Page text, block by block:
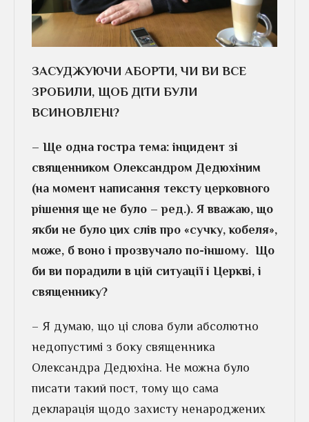
ЗАСУДЖУЮЧИ АБОРТИ, ЧИ ВИ ВСЕ
ЗРОБИЛИ, ЩОБ ДІТИ БУЛИ
ВСИНОВЛЕНІ?
– Ще одна гостра тема: інцидент зі
священником Олександром Дедюхіним
(на момент написання тексту церковного
рішення ще не було – ред.). Я вважаю, що
якби не було цих слів про «сучку, кобеля»,
може, б воно і прозвучало по-іншому. Що
би ви порадили в цій ситуації і Церкві, і
священнику?
– Я думаю, що ці слова були абсолютно
недопустимі з боку священника
Олександра Дедюхіна. Не можна було
писати такий пост, тому що сама
декларація щодо захисту ненароджених